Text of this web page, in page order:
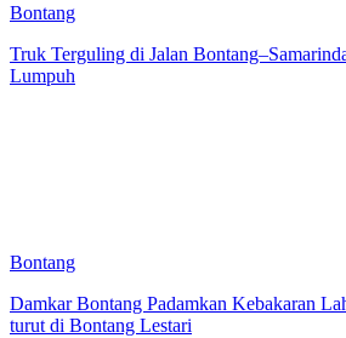
Bontang
Truk Terguling di Jalan
Lumpuh
Bontang
Damkar Bontang Padamkan Kebakaran
turut di Bontang Lestari